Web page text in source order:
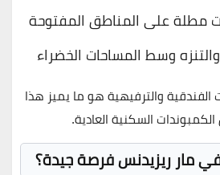
مطلة على المناطق المفتوحة
وسط المساحات الخضراء
الفندقية والترفيهية هو ما يميز هذا
السكنية العادية.
في مار ريزيدنس فرصة جيدة؟